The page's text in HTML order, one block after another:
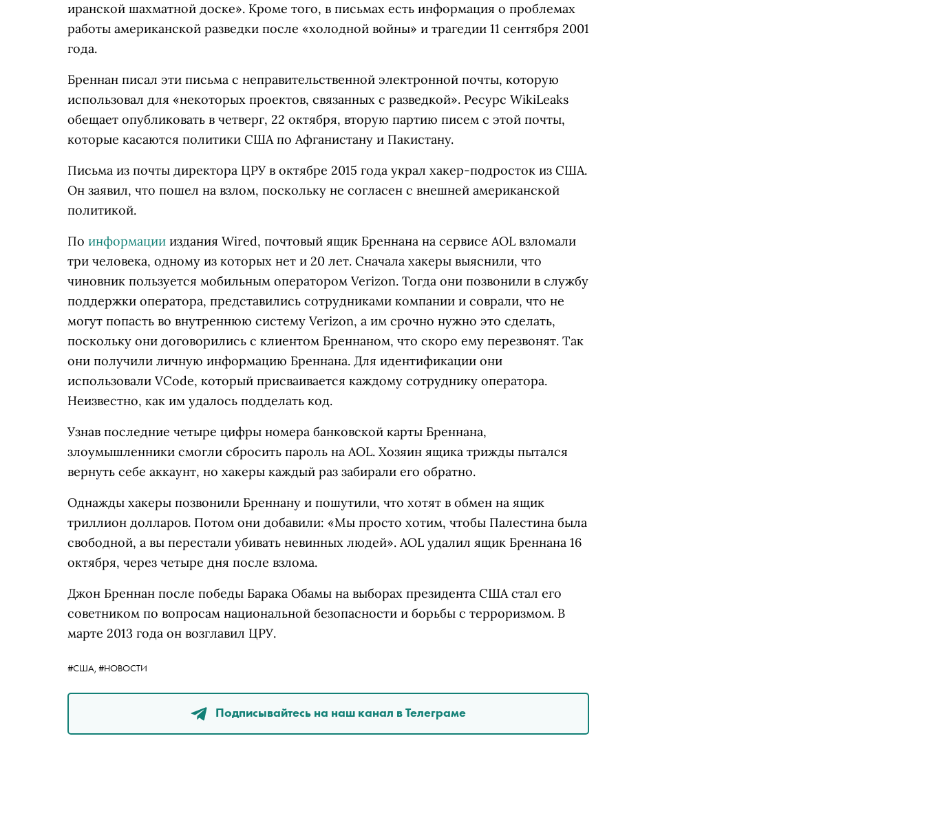
иранской шахматной доске». Кроме того, в письмах есть информация о проблемах
работы американской разведки после «холодной войны» и трагедии 11 сентября 2001
года.
Бреннан писал эти письма с неправительственной электронной почты, которую
использовал для «некоторых проектов, связанных с разведкой». Ресурс WikiLeaks
обещает опубликовать в четверг, 22 октября, вторую партию писем с этой почты,
которые касаются политики США по Афганистану и Пакистану.
Письма из почты директора ЦРУ в октябре 2015 года украл хакер-подросток из США.
Он заявил, что пошел на взлом, поскольку не согласен с внешней американской
политикой.
По информации издания Wired, почтовый ящик Бреннана на сервисе AOL взломали
три человека, одному из которых нет и 20 лет. Сначала хакеры выяснили, что
чиновник пользуется мобильным оператором Verizon. Тогда они позвонили в службу
поддержки оператора, представились сотрудниками компании и соврали, что не
могут попасть во внутреннюю систему Verizon, а им срочно нужно это сделать,
поскольку они договорились с клиентом Бреннаном, что скоро ему перезвонят. Так
они получили личную информацию Бреннана. Для идентификации они
использовали VCode, который присваивается каждому сотруднику оператора.
Неизвестно, как им удалось подделать код.
Узнав последние четыре цифры номера банковской карты Бреннана,
злоумышленники смогли сбросить пароль на AOL. Хозяин ящика трижды пытался
вернуть себе аккаунт, но хакеры каждый раз забирали его обратно.
Однажды хакеры позвонили Бреннану и пошутили, что хотят в обмен на ящик
триллион долларов. Потом они добавили: «Мы просто хотим, чтобы Палестина была
свободной, а вы перестали убивать невинных людей». AOL удалил ящик Бреннана 16
октября, через четыре дня после взлома.
Джон Бреннан после победы Барака Обамы на выборах президента США стал его
советником по вопросам национальной безопасности и борьбы с терроризмом. В
марте 2013 года он возглавил ЦРУ.
#США, #НОВОСТИ
Подписывайтесь на наш канал в Телеграме